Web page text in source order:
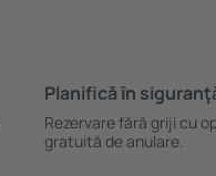
Planifică ȋn
Rezervare fără griji cu
gratuită de anulare.